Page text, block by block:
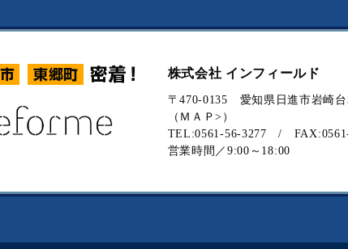
株式会社 インフィールド
〒470-0135 愛知県日進市岩崎
（ ＭＡＰ> ）
TEL:0561-56-3277 /
営業時間／9:00～18:00